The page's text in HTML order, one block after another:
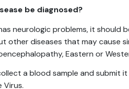
be diagnosed?
neurologic problems, it should
other diseases that may cause
Eastern or
a blood sample and submit
Virus.